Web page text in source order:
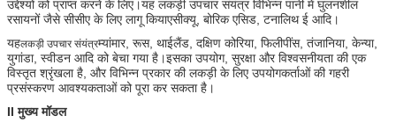
उद्देश्यों को प्राप्त करने के लिए।यह लकड़ी उपचार संयंत्र विभिन्न पानी में घुलनशील
रसायनों जैसे सीसीए के लिए लागू कियाएसीक्यू, बोरिक एसिड, टनालिथ ई आदि।
यहलकड़ी उपचार संयंत्रम्यांमार, रूस, थाईलैंड, दक्षिण कोरिया, फिलीपींस, तंजानिया, केन्या,
युगांडा, स्वीडन आदि को बेचा गया है।इसका उपयोग, सुरक्षा और विश्वसनीयता की एक
विस्तृत श्रृंखला है, और विभिन्न प्रकार की लकड़ी के लिए उपयोगकर्ताओं की गहरी
प्रसंस्करण आवश्यकताओं को पूरा कर सकता है।
II मुख्य मॉडल